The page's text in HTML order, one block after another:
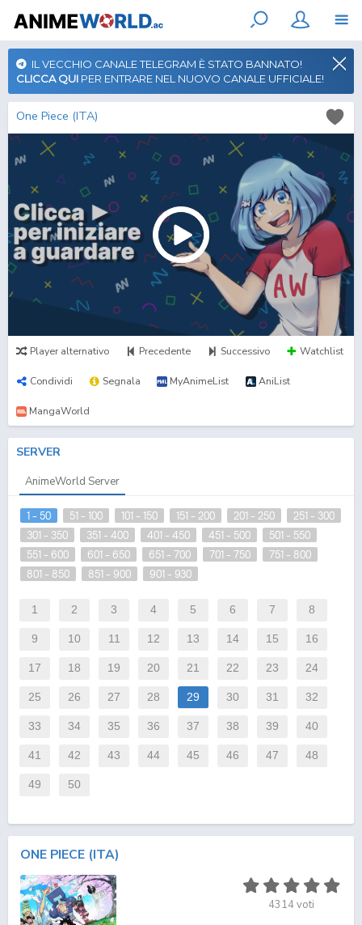
IL VECCHIO CANALE TELEGRAM È STATO BANNATO!
CLICCA QUI PER ENTRARE NEL NUOVO CANALE UFFICIALE!
One Piece (ITA)
Player alternativo Precedente Successivo Watchlist
Condividi Segnala MyAnimeList AniList
MangaWorld
SERVER
AnimeWorld Server
1 - 50 51 - 100 101 - 150 151 - 200 201 - 250
251 - 300
301 - 350
351 - 400 401 - 450 451 - 500
501 - 550
551 - 600
601 - 650 651 - 700 701 - 750
751 - 800
801 - 850
851 - 900 901 - 930
1 2 3 4 5 6 7 8
9 10 11 12 13 14 15 16
17 18 19 20 21 22 23 24
25 26 27 28 29 30 31 32
33 34 35 36 37 38 39 40
41 42 43 44 45 46 47 48
49 50
ONE PIECE (ITA)
4314voti